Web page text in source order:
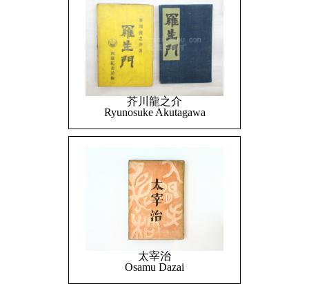
芥川龍之介
Ryunosuke Akutagawa
太宰治
Osamu Dazai